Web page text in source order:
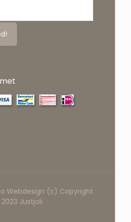
Webdesign (c) Copyright
2023 Justjoli.